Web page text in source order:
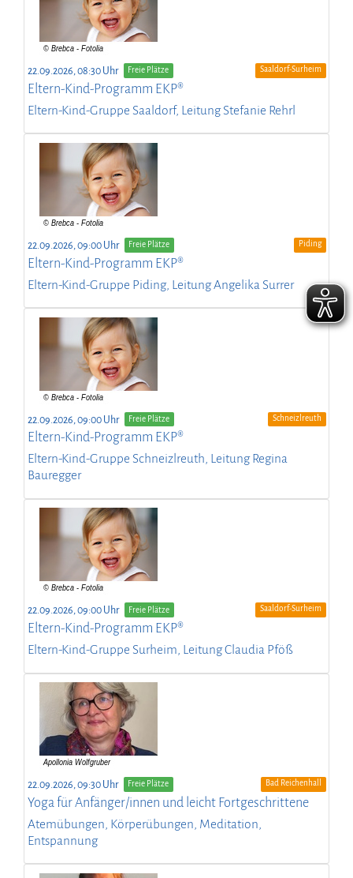
22.09.2026, 08:30 Uhr Freie Plätze Saaldorf-Surheim
Eltern-Kind-Programm EKP®
Eltern-Kind-Gruppe Saaldorf, Leitung Stefanie Rehrl
22.09.2026, 09:00 Uhr Freie Plätze Piding
Eltern-Kind-Programm EKP®
Eltern-Kind-Gruppe Piding, Leitung Angelika Surrer
22.09.2026, 09:00 Uhr Freie Plätze Schneizlreuth
Eltern-Kind-Programm EKP®
Eltern-Kind-Gruppe Schneizlreuth, Leitung Regina
Bauregger
22.09.2026, 09:00 Uhr Freie Plätze Saaldorf-Surheim
Eltern-Kind-Programm EKP®
Eltern-Kind-Gruppe Surheim, Leitung Claudia Pföß
22.09.2026, 09:30 Uhr Freie Plätze Bad Reichenhall
Yoga für Anfänger/innen und leicht Fortgeschrittene
Atemübungen, Körperübungen, Meditation,
Entspannung